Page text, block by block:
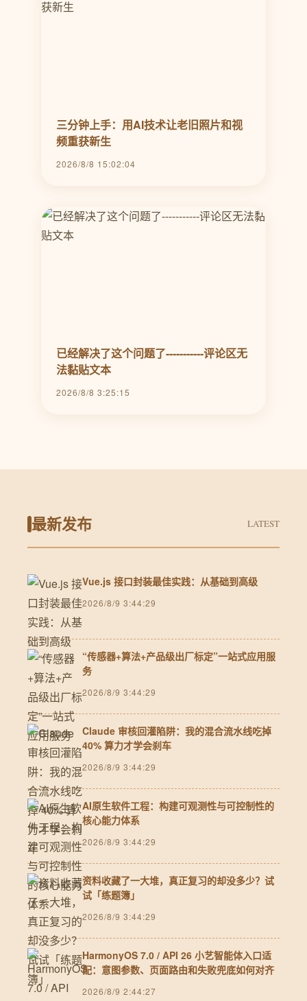
三分钟上手：用AI技术让老旧照片和视
频重获新生
2026/8/8 15:02:04
已经解决了这个问题了-----------评论区无
法黏贴文本
2026/8/8 3:25:15
最新发布 LATEST
Vue.js 接口封装最佳实践：从基础到高级
2026/8/9 3:44:29
“传感器+算法+产品级出厂标定”一站式应用服
务
2026/8/9 3:44:29
Claude 审核回灌陷阱：我的混合流水线吃掉
40% 算力才学会刹车
2026/8/9 3:44:29
AI原生软件工程：构建可观测性与可控制性的
核心能力体系
2026/8/9 3:44:29
资料收藏了一大堆，真正复习的却没多少？试
试「练题簿」
2026/8/9 3:44:29
HarmonyOS 7.0 / API 26 小艺智能体入口适
配：意图参数、页面路由和失败兜底如何对齐
2026/8/9 2:44:27